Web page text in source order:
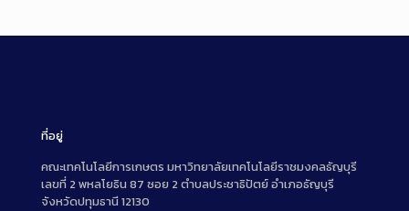
ที่อยู่
คณะเทคโนโลยีการเกษตร มหาวิทยาลัยเทคโนโลยีราชมงคลธัญบุรี
เลขที่ 2 พหลโยธิน 87 ซอย 2 ตำบลประชาธิปัตย์ อำเภอธัญบุรี
จังหวัดปทุมธานี 12130